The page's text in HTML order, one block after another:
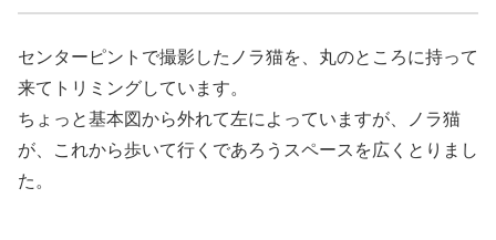
センターピントで撮影したノラ猫を、丸のところに持って
来てトリミングしています。
ちょっと基本図から外れて左によっていますが、ノラ猫
が、これから歩いて行くであろうスペースを広くとりまし
た。